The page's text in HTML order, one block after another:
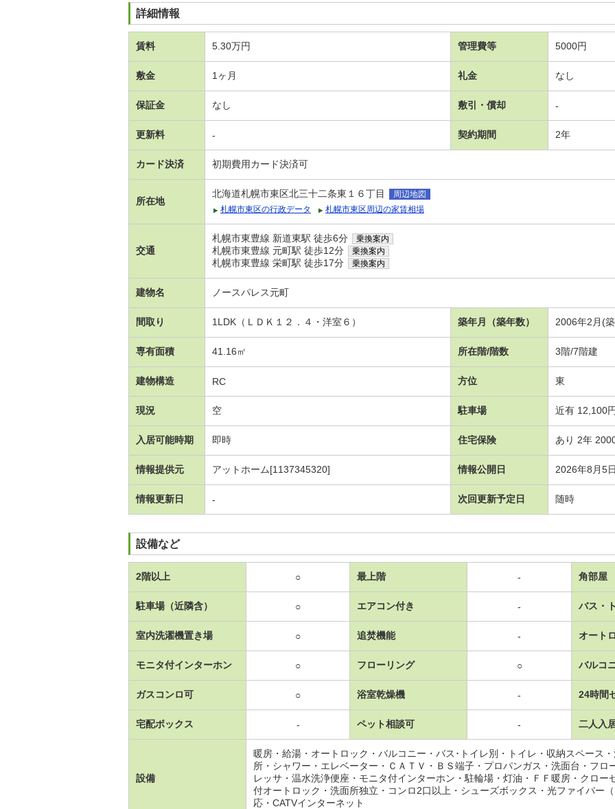
詳細情報
賃料 5.30万円 管理費等 5000円
敷金 1ヶ月 礼金 なし
保証金 なし 敷引・償却 -
更新料 - 契約期間 2年
カード決済 初期費用カード決済可
所在地
北海道札幌市東区北三十二条東１６丁目
周辺地図
札幌市東区の行政データ
札幌市東区周辺の家賃相場
交通
札幌市東豊線 新道東駅 徒歩6分 乗換案内
札幌市東豊線 元町駅 徒歩12分 乗換案内
札幌市東豊線 栄町駅 徒歩17分 乗換案内
建物名 ノースパレス元町
間取り 1LDK（ＬＤＫ１２．４・洋室６） 築年月（築年数） 2006年2月(
専有面積 41.16㎡ 所在階/階数 3階/7階建
建物構造 RC 方位 東
現況 空 駐車場 近有 12,100円
入居可能時期 即時 住宅保険 あり 2年
情報提供元 アットホーム[1137345320] 情報公開日 2026年8月5日
情報更新日 - 次回更新予定日 随時
設備など
2階以上 ○ 最上階 - 角部屋
駐車場（近隣含） ○ エアコン付き - バス・
室内洗濯機置き場 ○ 追焚機能 - オート
モニタ付インターホン ○ フローリング ○ バルコ
ガスコンロ可 ○ 浴室乾燥機 - 24時間
宅配ボックス - ペット相談可 - 二人入
設備
暖房・給湯・オートロック・バルコニー・バス･トイレ別・トイレ・収納スペース
所・シャワー・エレベーター・ＣＡＴＶ・ＢＳ端子・プロパンガス・洗面台・フロ
レッサ・温水洗浄便座・モニタ付インターホン・駐輪場・灯油・ＦＦ暖房・クロー
付オートロック・洗面所独立・コンロ2口以上・シューズボックス・光ファイバー
応・CATVインターネット